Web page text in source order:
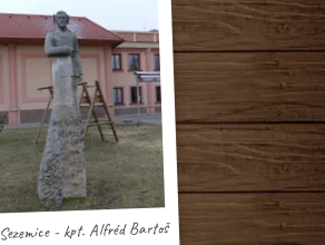
Sezemice - kpt. Alfréd Bartoš